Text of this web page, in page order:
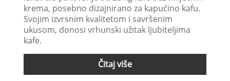
krema, posebno dizajnirano za kapućino kafu.
Svojim izvrsnim kvalitetom i savršenim
ukusom, donosi vrhunski užitak ljubiteljima
kafe.
Čitaj više